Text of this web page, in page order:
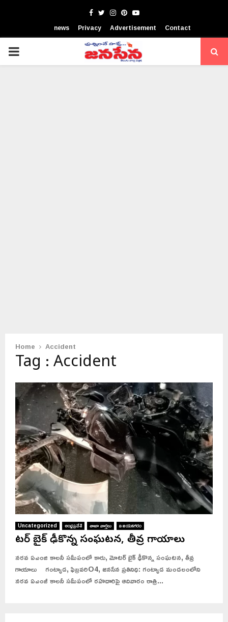
Facebook
TwitterInstagram
Pinterest
Youtube
news Privacy Advertisement Contact
PRIMARY
Home Accident
Tag : Accident
Uncategorized అంధ్రప్రదేశ్ తాజా వార్తలు విజయనగరం
మోటర్ బైక్ ఢీకొన్న సంఘటన, తీవ్ర గాయాలు
నరవ ఏఎంజి కాలనీ సమీపంలో కారు, మోటర్ బైక్ ఢీకొన్న సంఘటన, తీవ్ర
గాయాలు గంట్యాడ, ఫిబ్రవరిO4, జనసేన ప్రతినిధి: గంట్యాడ మండలంలోని
నరవ ఏఎంజీ కాలనీ సమీపంలో రహదారిపై ఆదివారం రాత్రి...